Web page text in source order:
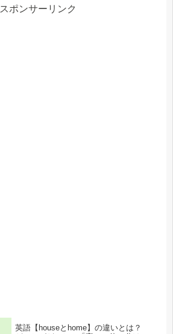
スポンサーリンク
英語【houseとhome】の違いとは？